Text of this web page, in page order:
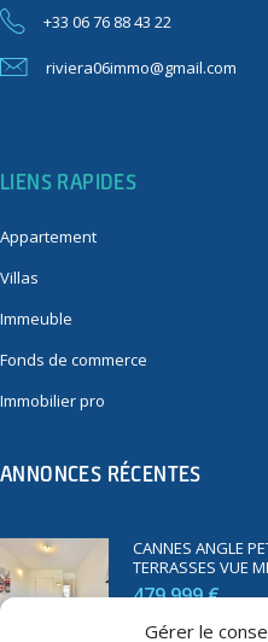
Gérer le
+33 06 76 88 43 22
riviera06immo@gmail.com
LIENS RAPIDES
Appartement
Villas
Immeuble
Fonds de commerce
Immobilier pro
ANNONCES RÉCENTES
CANNES ANGLE
TERRASSES VUE
479 999 €